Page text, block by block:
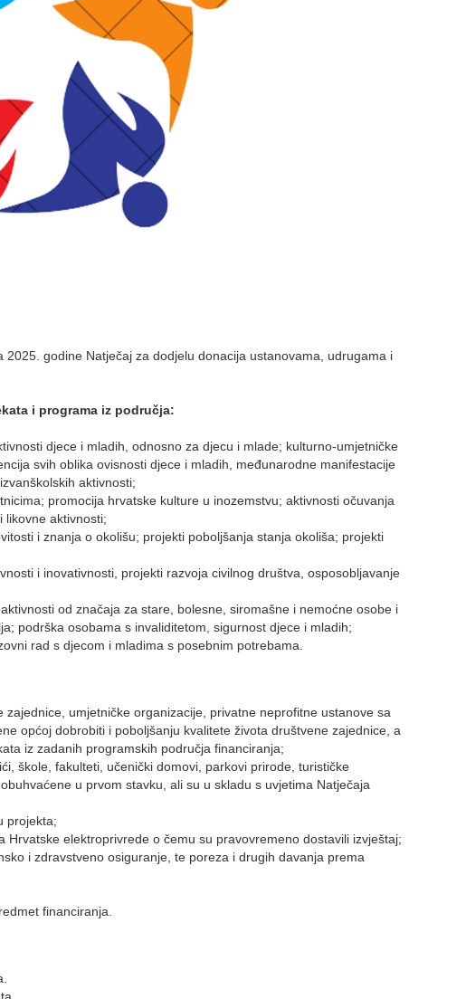
godine Natječaj za dodjelu donacija ustanovama, udrugama i
i programa iz područja:
djece i mladih, odnosno za djecu i mlade; kulturno-umjetničke
svih oblika ovisnosti djece i mladih, međunarodne manifestacije
aktivnosti;
promocija hrvatske kulture u inozemstvu; aktivnosti očuvanja
likovne aktivnosti;
i znanja o okolišu; projekti poboljšanja stanja okoliša; projekti
i inovativnosti, projekti razvoja civilnog društva, osposobljavanje
od značaja za stare, bolesne, siromašne i nemoćne osobe i
podrška osobama s invaliditetom, sigurnost djece i mladih;
rad s djecom i mladima s posebnim potrebama.
zajednice, umjetničke organizacije, privatne neprofitne ustanove sa
općoj dobrobiti i poboljšanju kvalitete života društvene zajednice, a
iz zadanih programskih područja financiranja;
škole, fakulteti, učenički domovi, parkovi prirode, turističke
u prvom stavku, ali su u skladu s uvjetima Natječaja
projekta;
elektroprivrede o čemu su pravovremeno dostavili izvještaj;
i zdravstveno osiguranje, te poreza i drugih davanja prema
financiranja.